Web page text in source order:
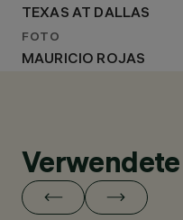
TEXAS AT DALLAS
FOTO
MAURICIO ROJAS